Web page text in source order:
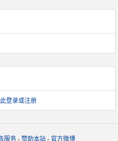
登录或注册
服务 - 赞助本站 - 官方微博